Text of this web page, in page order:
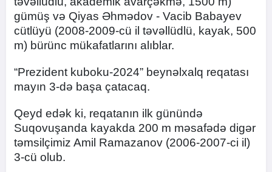
gümüş və Qiyas Əhmədov - Vacib Babayev
cütlüyü (2008-2009-cü il təvəllüdlü, kayak, 500
m) bürünc mükafatlarını alıblar.
“Prezident kuboku-2024” beynəlxalq reqatası
mayın 3-də başa çatacaq.
Qeyd edək ki, reqatanın ilk günündə
Suqovuşanda kayakda 200 m məsafədə digər
təmsilçimiz Amil Ramazanov (2006-2007-ci il)
3-cü olub.